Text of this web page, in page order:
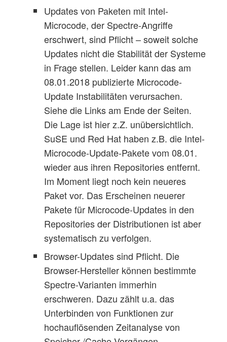
Updates von Paketen mit Intel-
Microcode, der Spectre-Angriffe
erschwert, sind Pflicht – soweit solche
Updates nicht die Stabilität der Systeme
in Frage stellen. Leider kann das am
08.01.2018 publizierte Microcode-
Update Instabilitäten verursachen.
Siehe die Links am Ende der Seiten.
Die Lage ist hier z.Z. unübersichtlich.
SuSE und Red Hat haben z.B. die Intel-
Microcode-Update-Pakete vom 08.01.
wieder aus ihren Repositories entfernt.
Im Moment liegt noch kein neueres
Paket vor. Das Erscheinen neuerer
Pakete für Microcode-Updates in den
Repositories der Distributionen ist aber
systematisch zu verfolgen.
Browser-Updates sind Pflicht. Die
Browser-Hersteller können bestimmte
Spectre-Varianten immerhin
erschweren. Dazu zählt u.a. das
Unterbinden von Funktionen zur
hochauflösenden Zeitanalyse von